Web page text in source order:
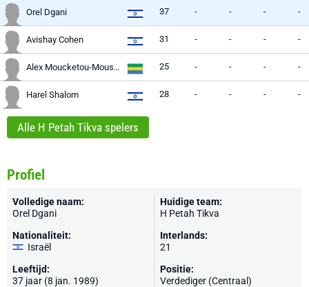
Orel Dgani 37 - - - -
Avishay Cohen 31 - - - -
Alex Moucketou-Moussounda 25 - - - -
Harel Shalom 28 - - - -
Alle H Petah Tikva spelers
Profiel
Volledige naam:
Orel Dgani
Nationaliteit:
Israël
Leeftijd:
37 jaar (8 jan. 1989)
Huidige team:
H Petah Tikva
Interlands:
21
Positie:
Verdediger (Centraal)